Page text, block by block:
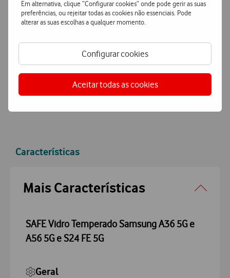
Em alternativa, clique “Configurar cookies” onde pode gerir as suas
preferências, ou rejeitar todas as cookies não essenciais. Pode
alterar as suas escolhas a qualquer momento.
Configurar cookies
Aceitar todas as cookies
Entrega grátise ultrarápida
Encomende hoje antes das 16h e receba no dia útil
simples e seguro
Características
Accordeon
Mais Características
SAFE Vidro Temperado Samsung A36 5G e
A56 5G e S24 FE 5G
Geral